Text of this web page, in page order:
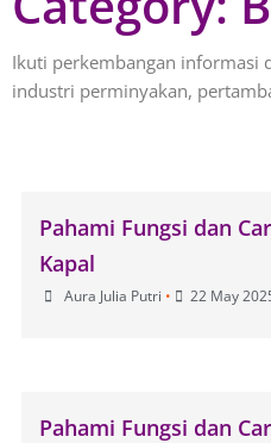
Ikuti perkembangan informasi
industri perminyakan,
Pahami Fungsi dan
Kapal
Aura Julia Putri • 22 May
Pahami Fungsi dan